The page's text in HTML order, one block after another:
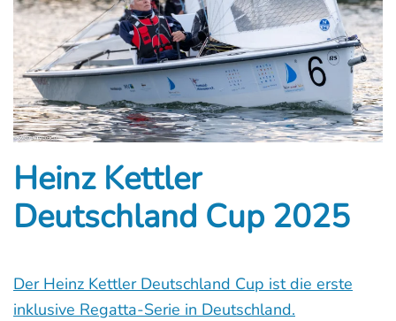
Heinz Kettler
Deutschland Cup 2025
Der Heinz Kettler Deutschland Cup ist die erste
inklusive Regatta-Serie in Deutschland.